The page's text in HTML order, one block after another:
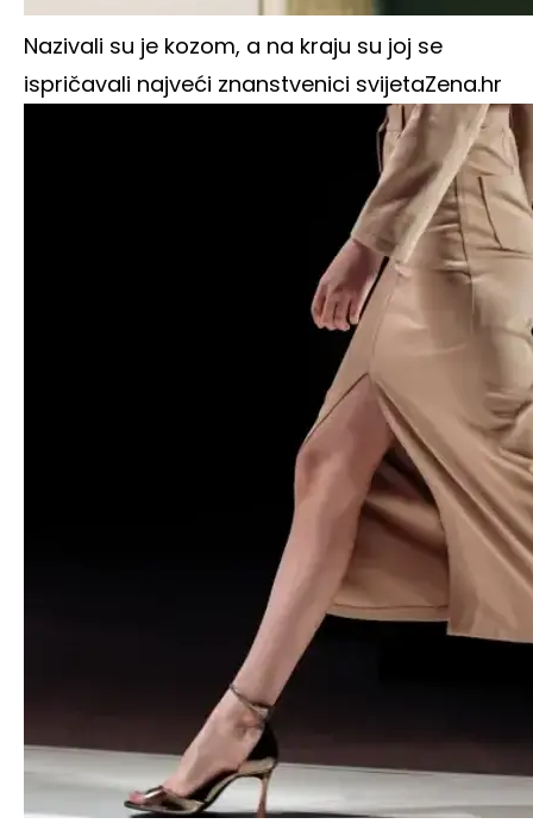
Nazivali su je kozom, a na kraju su joj se
ispričavali najveći znanstvenici svijetaZena.hr